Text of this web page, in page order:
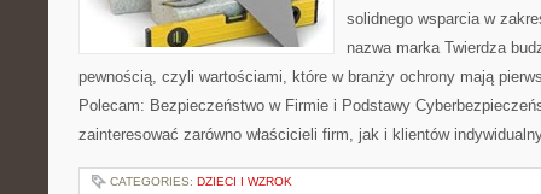
solidnego wsparcia w
nazwa marka Twierdza
pewnością, czyli wartościami, które w branży ochrony mają
Polecam: Bezpieczeństwo w Firmie i Podstawy
zainteresować zarówno właścicieli firm, jak i klientów
CATEGORIES: DZIECI I WZROK